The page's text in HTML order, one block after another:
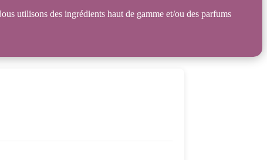
utilisons des ingrédients haut de gamme et/ou des parfums